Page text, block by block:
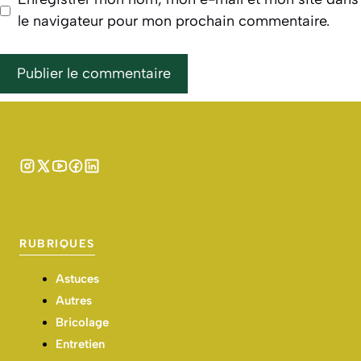
le navigateur pour mon prochain commentaire.
RUBRIQUES
Astuces
Autres
Bricolage
Entretien